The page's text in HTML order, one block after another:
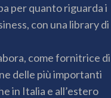
per quanto riguarda i
con una library di
come fornitrice di
delle più importanti
in Italia e all’estero